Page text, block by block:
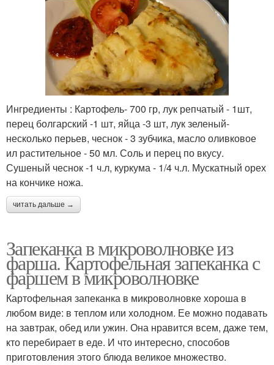
Ингредиенты : Картофель- 700 гр, лук репчатый - 1шт,
перец болгарский -1 шт, яйца -3 шт, лук зеленый-
несколько перьев, чеснок - 3 зубчика, масло оливковое
ил растительное - 50 мл. Соль и перец по вкусу.
Сушеный чеснок -1 ч.л, куркума - 1/4 ч.л. Мускатный орех
на кончике ножа.
читать дальше →
Запеканка в микроволновке из
фарша. Картофельная запеканка с
фаршем в микроволновке
Картофельная запеканка в микроволновке хороша в
любом виде: в теплом или холодном. Ее можно подавать
на завтрак, обед или ужин. Она нравится всем, даже тем,
кто перебирает в еде. И что интересно, способов
приготовления этого блюда великое множество.